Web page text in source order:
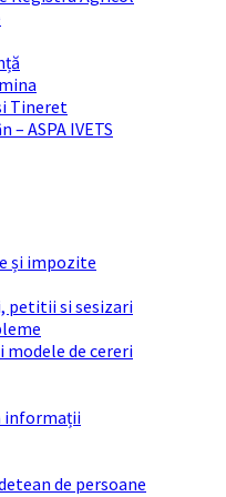
Tineret
– ASPA IVETS
și impozite
petitii si sesizari
modele de cereri
informații
de persoane